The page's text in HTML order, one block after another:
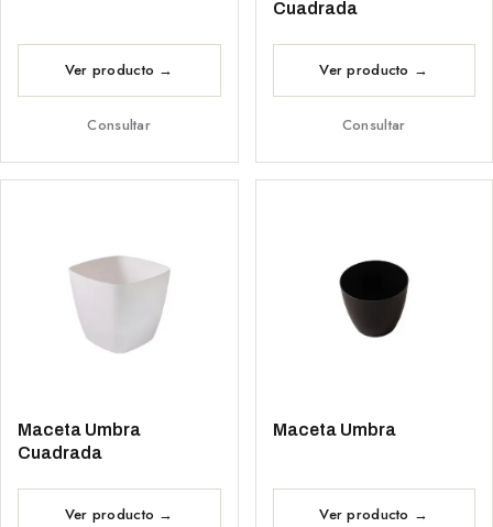
Consultar
Cuadrada
Consultar
Maceta Umbra
Cuadrada
Maceta Umbra